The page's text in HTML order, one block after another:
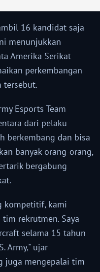
16 kandidat saja
menunjukkan
Amerika Serikat
perkembangan
tersebut.
Esports Team
dari pelaku
berkembang dan bisa
banyak orang-orang,
bergabung
kompetitif, kami
rekrutmen. Saya
selama 15 tahun
Army," ujar
juga mengepalai tim